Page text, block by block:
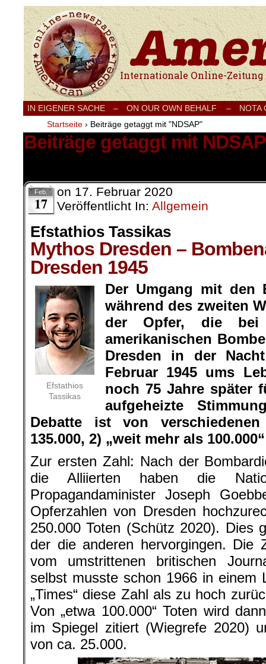
Internationale Onlinezeitung für Frieden,
IN EIGENER SACHE – ON OUR OWN BEHALF –
NOTA
Startseite › Beiträge getaggt mit "NDSAP"
Beiträge getaggt mit NDSAP
Feb.
17
on 17. Februar 2020
Veröffentlicht In: Allgemein
Efstathios Tassikas
Mythos Dresden –
Dresden 1945
Efstathios
Tassikas
Der Umgang mit den
während des zweiten
der Opfer, die
amerikanischen
Dresden in der
Februar 1945 ums
noch 75 Jahre später
aufgeheizte
Debatte ist von
135.000, 2) „weit mehr als
Zur ersten Zahl: Nach der
die Alliierten haben die
Propagandaminister Joseph
Opferzahlen von Dresden
250.000 Toten (Schütz 2020). Dies
der die anderen hervorgingen. Die
vom umstrittenen britischen
selbst musste schon 1966 in einem
„Times“ diese Zahl als zu hoch
Von „etwa 100.000“ Toten wird
im Spiegel zitiert (Wiegrefe 2020)
von ca. 25.000.